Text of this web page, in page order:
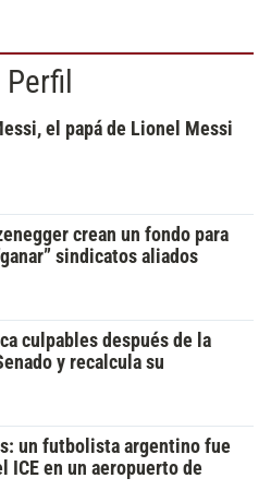
el papá de Lionel Messi
crean un fondo para
sindicatos aliados
culpables después de la
y recalcula su
un futbolista argentino fue
ICE en un aeropuerto de